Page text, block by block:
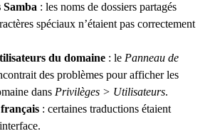
Samba : les noms de dossiers partagés
spéciaux n’étaient pas correctement
du domaine : le Panneau de
des problèmes pour afficher les
dans Privilèges > Utilisateurs.
: certaines traductions étaient